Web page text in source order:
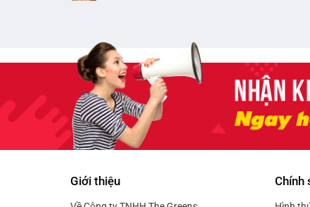
Giới thiệu Chính